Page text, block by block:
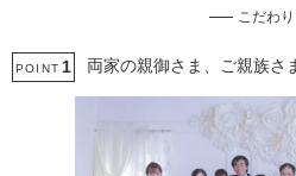
家族・友人と撮影
子供用の衣装
事前来店なしで撮影
こだわり
POINT 1 両家の親御さま、ご親族さ